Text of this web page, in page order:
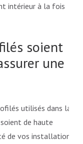
intérieur à la fois
soient
une
utilisés dans la
de haute
de vos installations.